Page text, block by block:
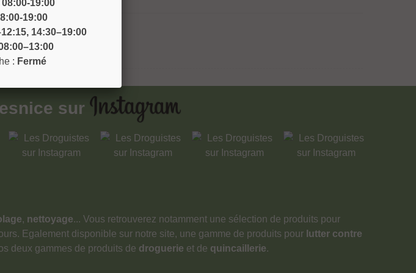
sur
, nettoyage... Vous retrouverez notamment une sélection de produits pour
Egalement disponible sur notre site, une gamme de produits pour lutter contre
deux gammes de produits de droguerie et de quincaillerie.
08:00-19:00
19:00
14:30–19:00
: Fermé